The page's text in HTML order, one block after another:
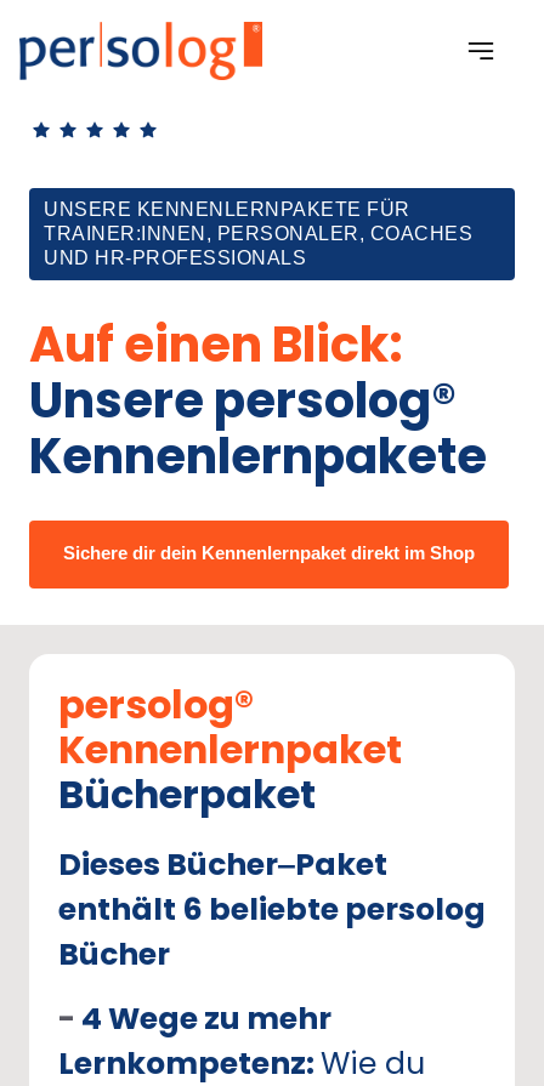
UNSERE KENNENLERNPAKETE FÜR
TRAINER:INNEN, PERSONALER, COACHES
UND HR-PROFESSIONALS
Auf einen Blick:
Unsere persolog®
Kennenlernpakete
Sichere dir dein Kennenlernpaket direkt im Shop
Kennenlernpaket
Bücherpaket
Dieses Bücher‒
enthält 6 beliebte
Bücher
- 4 Wege zu
Lernkompetenz: Wie